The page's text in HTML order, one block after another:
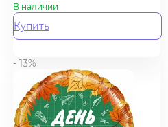
В наличии
Купить
- 13%